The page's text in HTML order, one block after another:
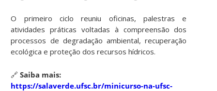
O primeiro ciclo reuniu oficinas, palestras e
atividades práticas voltadas à compreensão dos
processos de degradação ambiental, recuperação
ecológica e proteção dos recursos hídricos.
🔗Saiba mais:
https://salaverde.ufsc.br/minicurso-na-ufsc-